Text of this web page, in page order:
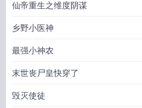
仙帝重生之维度阴谋
乡野小医神
最强小神农
末世丧尸皇快穿了
毁灭使徒